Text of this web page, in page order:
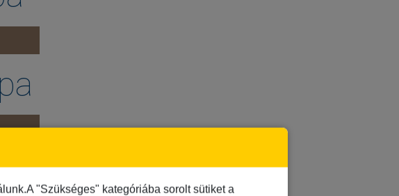
"Szükséges" kategóriába sorolt sütiket a